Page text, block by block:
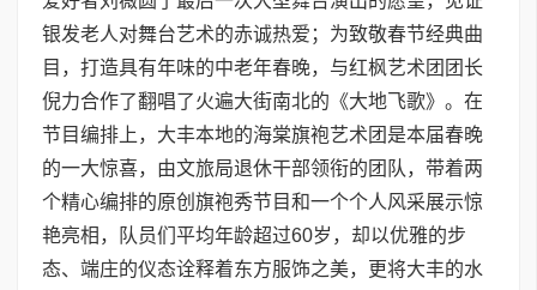
银发老人对舞台艺术的赤诚热爱；为致敬春节经典曲
目，打造具有年味的中老年春晚，与红枫艺术团团长
倪力合作了翻唱了火遍大街南北的《大地飞歌》。在
节目编排上，大丰本地的海棠旗袍艺术团是本届春晚
的一大惊喜，由文旅局退休干部领衔的团队，带着两
个精心编排的原创旗袍秀节目和一个个人风采展示惊
艳亮相，队员们平均年龄超过60岁，却以优雅的步
态、端庄的仪态诠释着东方服饰之美，更将大丰的水